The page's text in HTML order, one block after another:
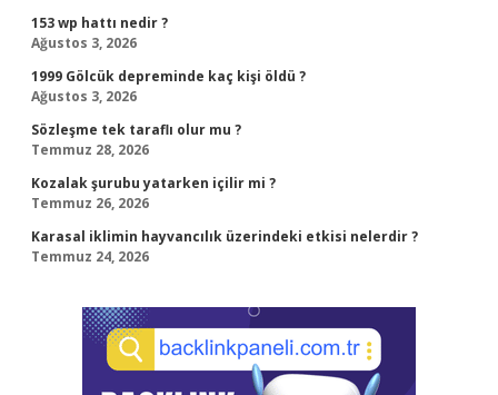
153 wp hattı nedir ?
Ağustos 3, 2026
1999 Gölcük depreminde kaç kişi öldü ?
Ağustos 3, 2026
Sözleşme tek taraflı olur mu ?
Temmuz 28, 2026
Kozalak şurubu yatarken içilir mi ?
Temmuz 26, 2026
Karasal iklimin hayvancılık üzerindeki etkisi nelerdir ?
Temmuz 24, 2026